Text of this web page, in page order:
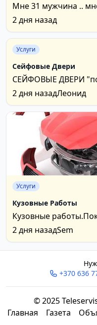
Мне 31 мужчина ..
матеряльная
.. даю свой...
2 дня назад
Услуги
Сейфовые Двери
СЕЙФОВЫЕ ДВЕРИ
Внутренней
цветов и замков!...
2 дня назадЛеонид
Услуги
Кузовные Работы
Кузовные
Сварочные работы
.Антикоррозийное...
2 дня назадSem
+370 636
© 2025
Главная
Газета